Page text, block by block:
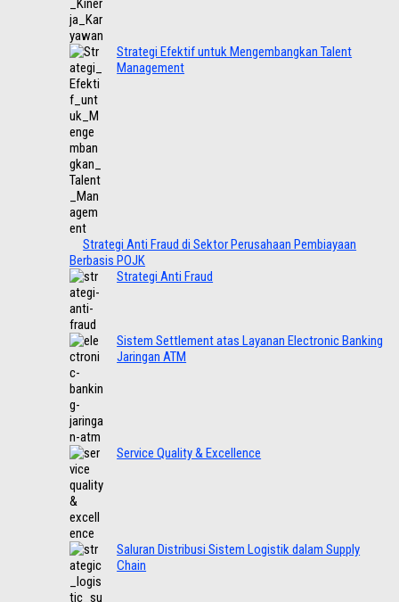
Strategi Efektif untuk Mengembangkan Talent
Management
Strategi Anti Fraud di Sektor Perusahaan Pembiayaan
Berbasis POJK
Strategi Anti Fraud
Sistem Settlement atas Layanan Electronic Banking
Jaringan ATM
Service Quality & Excellence
Saluran Distribusi Sistem Logistik dalam Supply
Chain